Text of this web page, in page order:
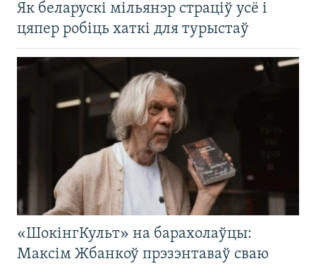
Як беларускі мільянэр страціў усё і
цяпер робіць хаткі для турыстаў
«ШокінгКульт» на барахолаўцы:
Максім Жбанкоў прэзэнтаваў сваю